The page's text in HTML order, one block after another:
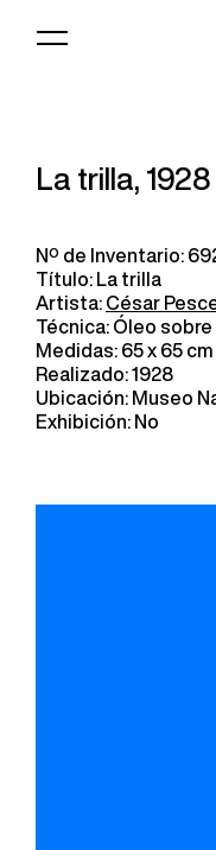
La trilla, 1928
Nº de Inventario:
Título: La trilla
Artista: César
Técnica: Óleo
Medidas: 65 x 65 cm
Realizado: 1928
Ubicación: Museo
Exhibición: No